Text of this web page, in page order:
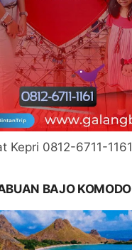
Kepri 0812-6711-1161
BAJO KOMODO